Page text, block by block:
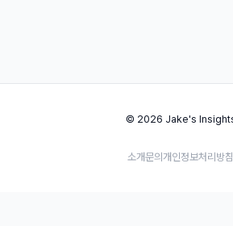
© 2026 Jake's
소개문의 개인정보처리방침